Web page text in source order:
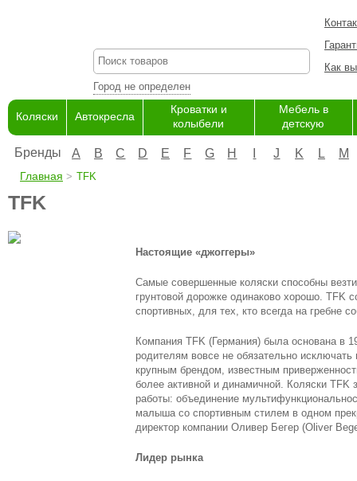
Город не определен
Как
Коляски Автокресла
Кроватки и
колыбели
Мебель в
детскую
Бренды A B C D E F G H J K L M
Главная TFK
TFK
Настоящие «джоггеры»
Самые совершенные коляски способны
грунтовой дорожке одинаково хорошо. TFK
спортивных, для тех, кто всегда на гребне
Компания TFK (Германия) была основана в
родителям вовсе не обязательно
крупным брендом, известным
более активной и динамичной. Коляски
работы: объединение
малыша со спортивным стилем в одном
директор компании Оливер Бегер (Oliver
Лидер рынка